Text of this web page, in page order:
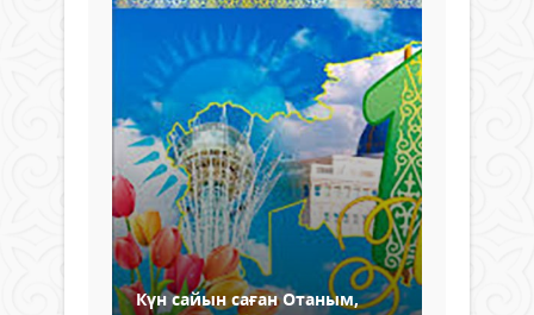
Күн сайын саған Отаным,